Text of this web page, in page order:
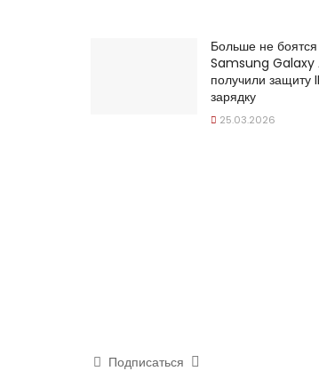
Больше не
Samsung Galaxy
получили защиту
зарядку
25.03.2026
Подписаться